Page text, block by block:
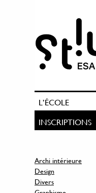
L’ÉCOLE
INSCRIPTIONS
Archi intérieure
Design
Divers